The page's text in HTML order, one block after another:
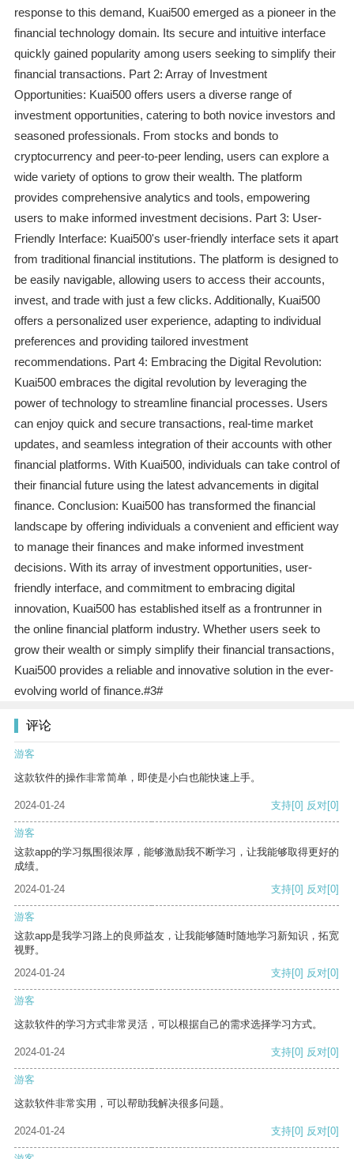
response to this demand, Kuai500 emerged as a pioneer in the
financial technology domain. Its secure and intuitive interface
quickly gained popularity among users seeking to simplify their
financial transactions. Part 2: Array of Investment
Opportunities: Kuai500 offers users a diverse range of
investment opportunities, catering to both novice investors and
seasoned professionals. From stocks and bonds to
cryptocurrency and peer-to-peer lending, users can explore a
wide variety of options to grow their wealth. The platform
provides comprehensive analytics and tools, empowering
users to make informed investment decisions. Part 3: User-
Friendly Interface: Kuai500's user-friendly interface sets it apart
from traditional financial institutions. The platform is designed to
be easily navigable, allowing users to access their accounts,
invest, and trade with just a few clicks. Additionally, Kuai500
offers a personalized user experience, adapting to individual
preferences and providing tailored investment
recommendations. Part 4: Embracing the Digital Revolution:
Kuai500 embraces the digital revolution by leveraging the
power of technology to streamline financial processes. Users
can enjoy quick and secure transactions, real-time market
updates, and seamless integration of their accounts with other
financial platforms. With Kuai500, individuals can take control of
their financial future using the latest advancements in digital
finance. Conclusion: Kuai500 has transformed the financial
landscape by offering individuals a convenient and efficient way
to manage their finances and make informed investment
decisions. With its array of investment opportunities, user-
friendly interface, and commitment to embracing digital
innovation, Kuai500 has established itself as a frontrunner in
the online financial platform industry. Whether users seek to
grow their wealth or simply simplify their financial transactions,
Kuai500 provides a reliable and innovative solution in the ever-
evolving world of finance.#3#
评论
游客
这款软件的操作非常简单，即使是小白也能快速上手。
2024-01-24 支持[0] 反对[0]
游客
这款app的学习氛围很浓厚，能够激励我不断学习，让我能够取得更好的
成绩。
2024-01-24
支持[0] 反对[0]
游客
这款app是我学习路上的良师益友，让我能够随时随地学习新知识，拓宽
视野。
2024-01-24
支持[0] 反对[0]
游客
这款软件的学习方式非常灵活，可以根据自己的需求选择学习方式。
2024-01-24 支持[0] 反对[0]
游客
这款软件非常实用，可以帮助我解决很多问题。
2024-01-24 支持[0] 反对[0]